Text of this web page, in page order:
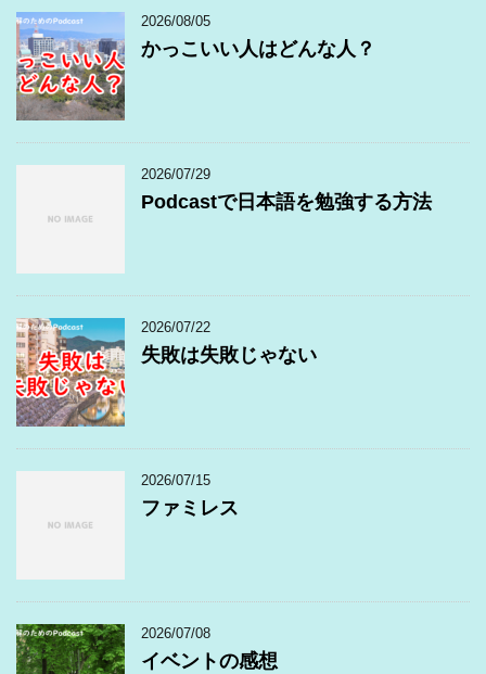
2026/08/05
かっこいい人はどんな人？
2026/07/29
Podcastで日本語を勉強する方法
2026/07/22
失敗は失敗じゃない
2026/07/15
ファミレス
2026/07/08
イベントの感想